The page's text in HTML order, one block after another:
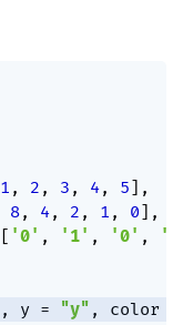
1 , 2 , 3 , 4, 5] ,
8, 4, 2 , 1 , 0] ,
[ '0' , '1' , '0' ,
, y = "y" , color